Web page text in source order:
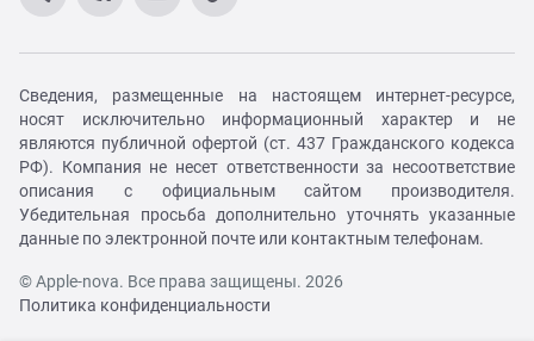
Сведения, размещенные на настоящем интернет-ресурсе,
носят исключительно информационный характер и не
являются публичной офертой (ст. 437 Гражданского кодекса
РФ). Компания не несет ответственности за несоответствие
описания с официальным сайтом производителя.
Убедительная просьба дополнительно уточнять указанные
данные по электронной почте или контактным телефонам.
© Apple-nova. Все права защищены. 2026
Политика конфиденциальности